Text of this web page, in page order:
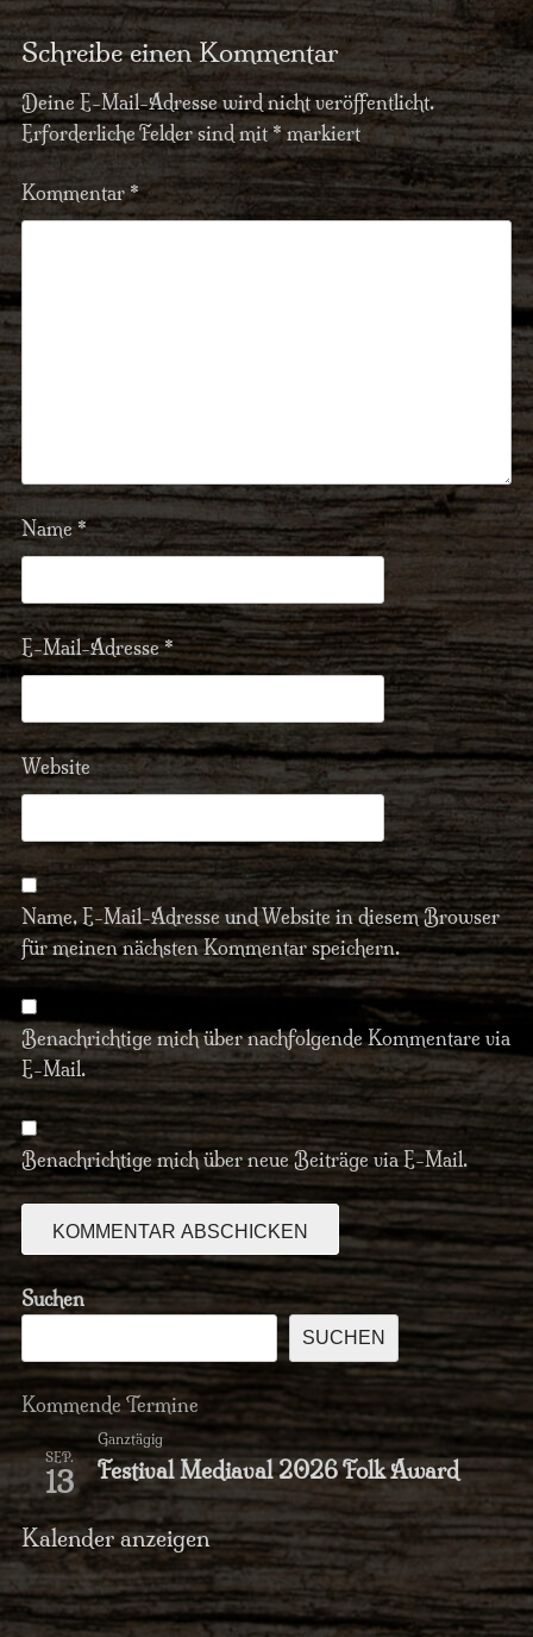
Schreibe einen Kommentar
Deine E-Mail-Adresse wird nicht veröffentlicht.
Erforderliche Felder sind mit* markiert
Kommentar *
Name*
E-Mail-Adresse*
Website
Name, E-Mail-Adresse und Website in diesem Browser
für meinen nächsten Kommentar speichern.
Benachrichtige mich über nachfolgende Kommentare via
E-Mail.
Benachrichtige mich über neue Beiträge via E-Mail.
Suchen
SUCHEN
Kommende Termine
SEP.
13
Ganztägig
Festival Mediaval 2026 Folk Award
Kalender anzeigen